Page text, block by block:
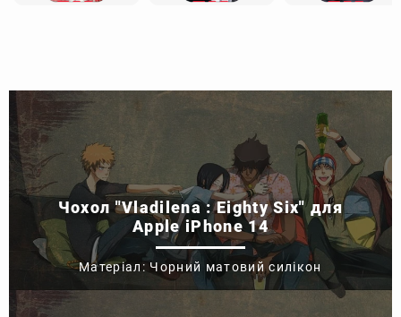
Чохол "Vladilena : Eighty Six" для
Apple iPhone 14
Матеріал: Чорний матовий силікон